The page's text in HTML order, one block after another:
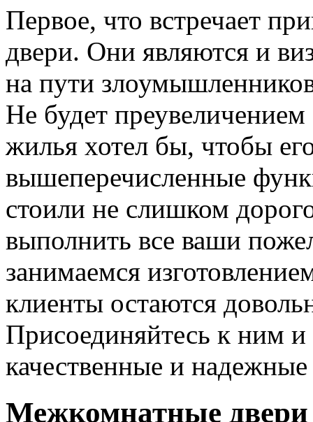
Первое, что встречает
двери. Они являются и
на пути
Не будет
жилья хотел бы, чтобы
вышеперечисленные
стоили не слишком
выполнить все ваши
занимаемся
клиенты остаются
Присоединяйтесь к ним
качественные и
Межкомнатные двери